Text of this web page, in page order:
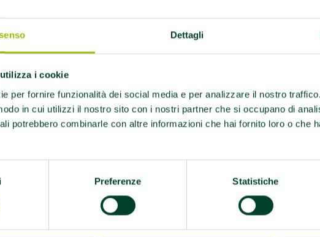
Dettagli
i cookie
per fornire funzionalità dei social media e per analizzare il nostro
in cui utilizzi il nostro sito con i nostri partner che si occupano di
potrebbero combinarle con altre informazioni che hai fornito loro o che
Preferenze Statistiche